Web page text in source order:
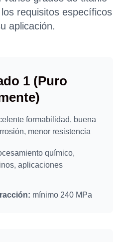
requisitos específicos
aplicación.
1 (Puro
formabilidad, buena
menor resistencia
químico,
aplicaciones
mínimo 240 MPa